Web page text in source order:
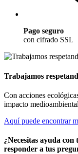
Pago seguro
con cifrado SSL
Trabajamos
Con acciones
impacto
Aquí puede encontrar
¿Necesitas ayuda con
responder a tus